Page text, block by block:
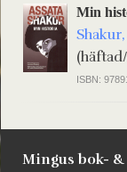
Min
ISBN:
Mingus bok-